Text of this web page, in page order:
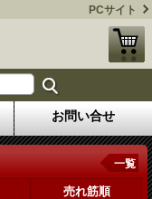
PCサイト
お問い合せ
一覧
売れ筋順